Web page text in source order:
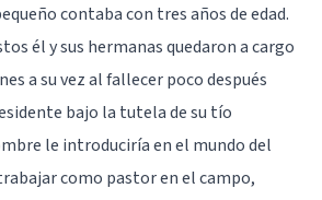
contaba con tres años de edad.
él y sus hermanas quedaron a cargo
a su vez al fallecer poco después
bajo la tutela de su tío
le introduciría en el mundo del
como pastor en el campo,